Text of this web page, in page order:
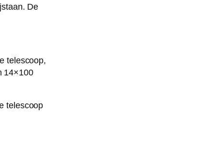
De
telescoop,
14×100
telescoop